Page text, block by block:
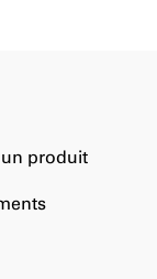
produit